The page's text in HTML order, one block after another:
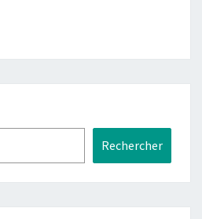
Rechercher